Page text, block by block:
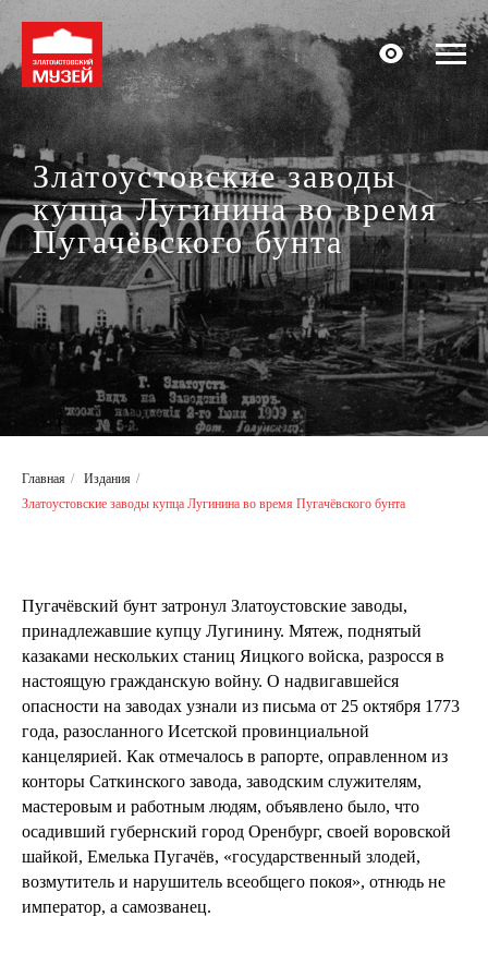
Златоустовские заводы
купца Лугинина во время
Пугачёвского бунта
Главная / Издания /
Златоустовские заводы купца Лугинина во время Пугачёвского бунта
Пугачёвский бунт затронул Златоустовские заводы,
принадлежавшие купцу Лугинину. Мятеж, поднятый
казаками нескольких станиц Яицкого войска, разросся в
настоящую гражданскую войну. О надвигавшейся
опасности на заводах узнали из письма от 25 октября 1773
года, разосланного Исетской провинциальной
канцелярией. Как отмечалось в рапорте, оправленном из
конторы Саткинского завода, заводским служителям,
мастеровым и работным людям, объявлено было, что
осадивший губернский город Оренбург, своей воровской
шайкой, Емелька Пугачёв, «государственный злодей,
возмутитель и нарушитель всеобщего покоя», отнюдь не
император, а самозванец.